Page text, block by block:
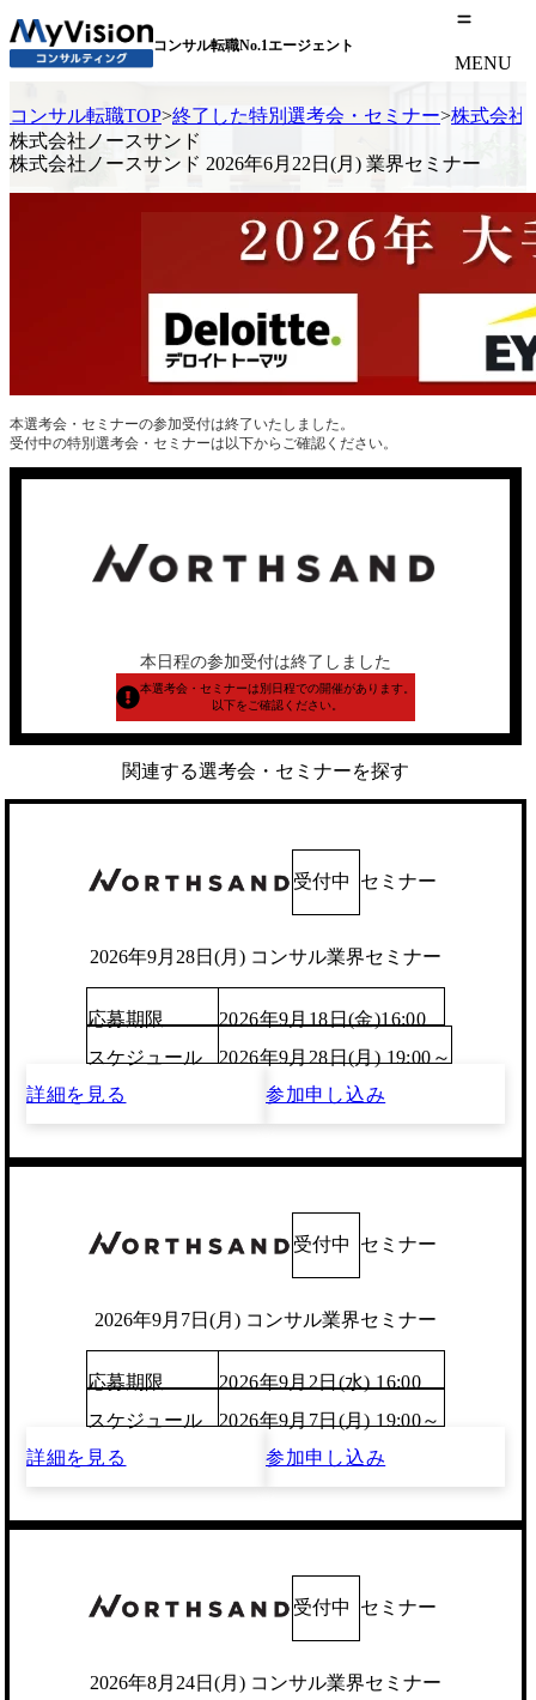
コンサル転職No.1エージェント
MENU
コンサル転職TOP>終了した特別選考会・セミナー>株式会社
株式会社ノースサンド
株式会社ノースサンド 2026年6月22日(月) 業界セミナー
本選考会・セミナーの参加受付は終了いたしました。
受付中の特別選考会・セミナーは以下からご確認ください。
本日程の参加受付は終了しました
本選考会・セミナーは別日程での開催があります。
以下をご確認ください。
関連する選考会・セミナーを探す
受付中 セミナー
2026年9月28日(月) コンサル業界セミナー
応募期限
2026年9月18日(金)16:00
スケジュール
2026年9月28日(月) 19:00～
詳細を見る
参加申し込み
受付中 セミナー
2026年9月7日(月) コンサル業界セミナー
応募期限
2026年9月2日(水) 16:00
スケジュール
2026年9月7日(月) 19:00～
詳細を見る
参加申し込み
受付中 セミナー
2026年8月24日(月) コンサル業界セミナー